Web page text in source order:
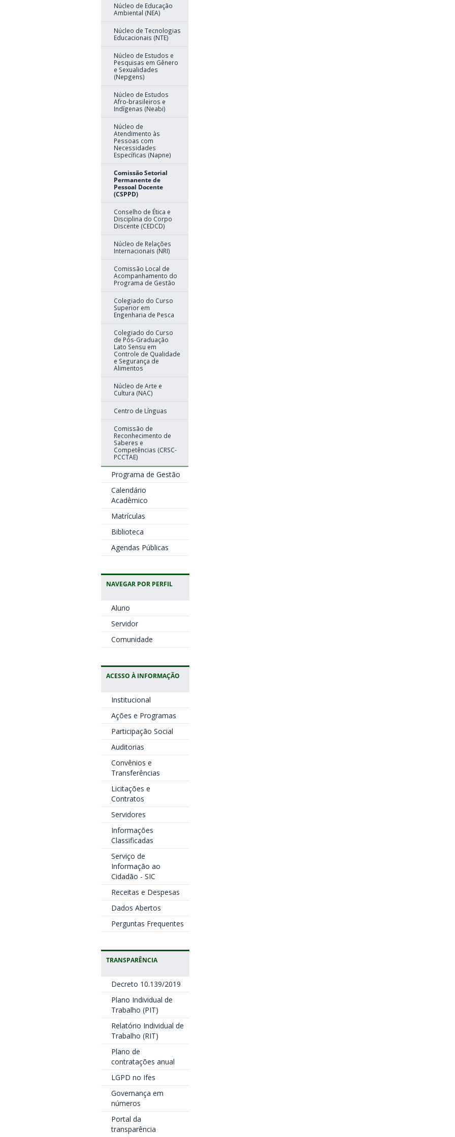
Núcleo de Educação
Ambiental (NEA)
Núcleo de Tecnologias
Educacionais (NTE)
Núcleo de Estudos e
Pesquisas em Gênero
e Sexualidades
(Nepgens)
Núcleo de Estudos
Afro-brasileiros e
Indígenas (Neabi)
Núcleo de
Atendimento às
Pessoas com
Necessidades
Específicas (Napne)
Comissão Setorial
Permanente de
Pessoal Docente
(CSPPD)
Conselho de Ética e
Disciplina do Corpo
Discente (CEDCD)
Núcleo de Relações
Internacionais (NRI)
Comissão Local de
Acompanhamento do
Programa de Gestão
Colegiado do Curso
Superior em
Engenharia de Pesca
Colegiado do Curso
de Pós-Graduação
Lato Sensu em
Controle de Qualidade
e Segurança de
Alimentos
Núcleo de Arte e
Cultura (NAC)
Centro de Línguas
Comissão de
Reconhecimento de
Saberes e
Competências (CRSC-
PCCTAE)
Programa de Gestão
Calendário
Acadêmico
Matrículas
Biblioteca
Agendas Públicas
NAVEGAR POR PERFIL
Aluno
Servidor
Comunidade
ACESSO À INFORMAÇÃO
Institucional
Ações e Programas
Participação Social
Auditorias
Convênios e
Transferências
Licitações e
Contratos
Servidores
Informações
Classificadas
Serviço de
Informação ao
Cidadão - SIC
Receitas e Despesas
Dados Abertos
Perguntas Frequentes
TRANSPARÊNCIA
Decreto 10.139/2019
Plano Individual de
Trabalho (PIT)
Relatório Individual de
Trabalho (RIT)
Plano de
contratações anual
LGPD no Ifes
Governança em
números
Portal da
transparência